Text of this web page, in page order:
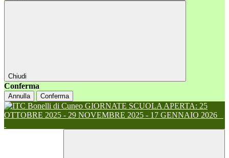
Chiudi
Conferma
Annulla Conferma
GIORNATE SCUOLA APERTA: 25
OTTOBRE 2025 - 29 NOVEMBRE 2025 - 17 GENNAIO 2026